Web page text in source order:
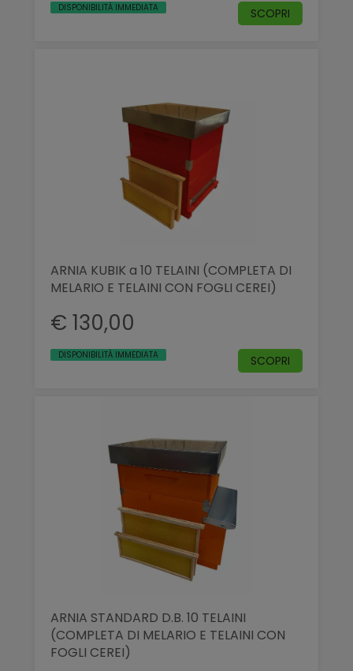
DISPONIBILITÀ IMMEDIATA SCOPRI
ARNIA KUBIK a 10 TELAINI (COMPLETA DI
MELARIO E TELAINI CON FOGLI CEREI)
€ 130,00
DISPONIBILITÀ IMMEDIATA SCOPRI
ARNIA STANDARD D.B. 10 TELAINI
(COMPLETA DI MELARIO E TELAINI CON
FOGLI CEREI)